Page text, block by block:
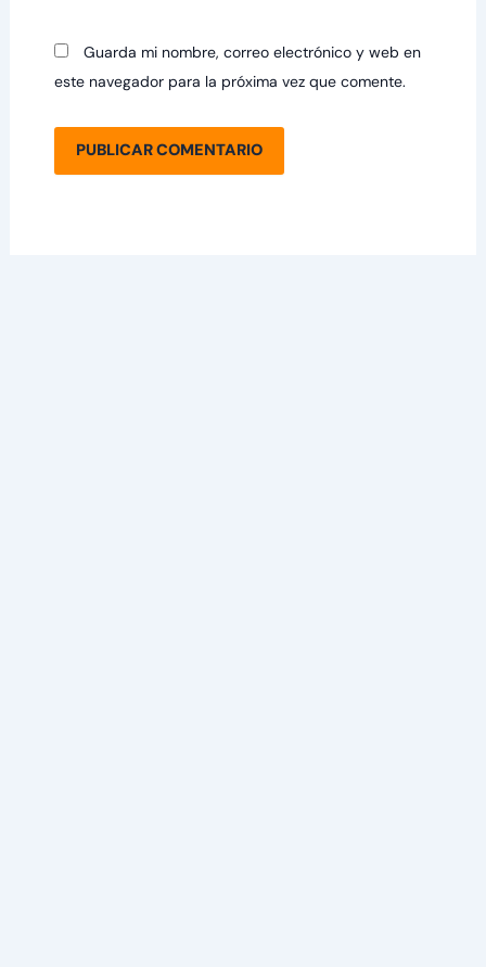
Guarda mi nombre, correo electrónico y web en
este navegador para la próxima vez que comente.